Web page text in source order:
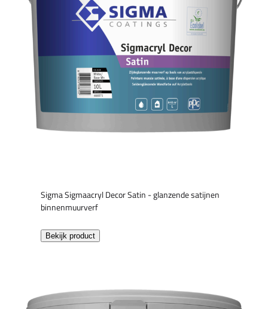
Sigma Sigmaacryl Decor Satin - glanzende satijnen
binnenmuurverf
Bekijk product